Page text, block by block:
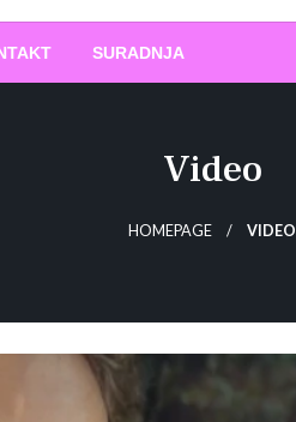
SURADNJA
Video
HOMEPAGE VIDEO